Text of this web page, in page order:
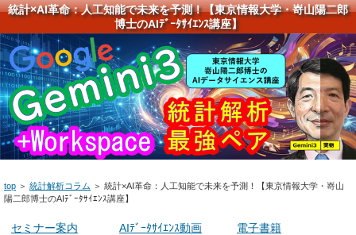
統計×AI革命：人工知能で未来を予測！【東京情報大学・嵜山陽二郎
博士のAIﾃﾞｰﾀｻｲｴﾝｽ講座】
top ＞ 統計解析コラム ＞ 統計×AI革命：人工知能で未来を予測！【東京情報大学・嵜山
陽二郎博士のAIﾃﾞｰﾀｻｲｴﾝｽ講座】
セミナー案内 AIﾃﾞｰﾀｻｲｴﾝｽ動画 電子書籍